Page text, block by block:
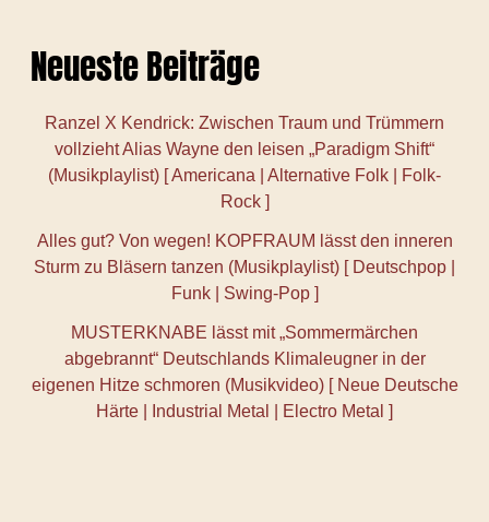
Neueste Beiträge
Ranzel X Kendrick: Zwischen Traum und Trümmern
vollzieht Alias Wayne den leisen „Paradigm Shift“
(Musikplaylist) [ Americana | Alternative Folk | Folk-
Rock ]
Alles gut? Von wegen! KOPFRAUM lässt den inneren
Sturm zu Bläsern tanzen (Musikplaylist) [ Deutschpop |
Funk | Swing-Pop ]
MUSTERKNABE lässt mit „Sommermärchen
abgebrannt“ Deutschlands Klimaleugner in der
eigenen Hitze schmoren (Musikvideo) [ Neue Deutsche
Härte | Industrial Metal | Electro Metal ]